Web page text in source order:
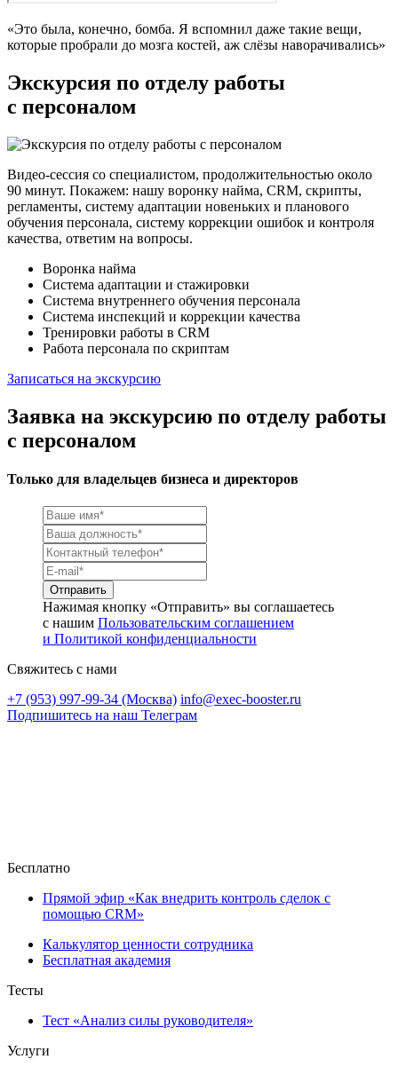
«Это была, конечно, бомба. Я вспомнил даже такие вещи,
которые пробрали до мозга костей, аж слёзы наворачивались»
Экскурсия по отделу работы
с персоналом
Видео-сессия со специалистом, продолжительностью около
90 минут. Покажем: нашу воронку найма, CRM, скрипты,
регламенты, систему адаптации новеньких и планового
обучения персонала, систему коррекции ошибок и контроля
качества, ответим на вопросы.
Воронка найма
Система адаптации и стажировки
Система внутреннего обучения персонала
Система инспекций и коррекции качества
Тренировки работы в CRM
Работа персонала по скриптам
Записаться на экскурсию
Заявка на экскурсию по отделу работы
с персоналом
Только для владельцев бизнеса и директоров
Нажимая кнопку «Отправить» вы соглашаетесь
с нашим Пользовательским соглашением
и Политикой конфиденциальности
Свяжитесь с нами
+7 (953) 997-99-34 (Москва) info@exec-booster.ru
Подпишитесь на наш Телеграм
Бесплатно
Прямой эфир «Как внедрить контроль сделок с
помощью CRM»
Калькулятор ценности сотрудника
Бесплатная академия
Тесты
Тест «Анализ силы руководителя»
Услуги